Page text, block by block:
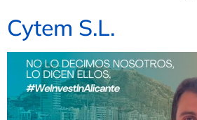
Cytem S.L.